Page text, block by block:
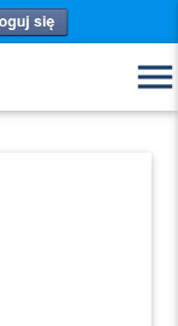
menu